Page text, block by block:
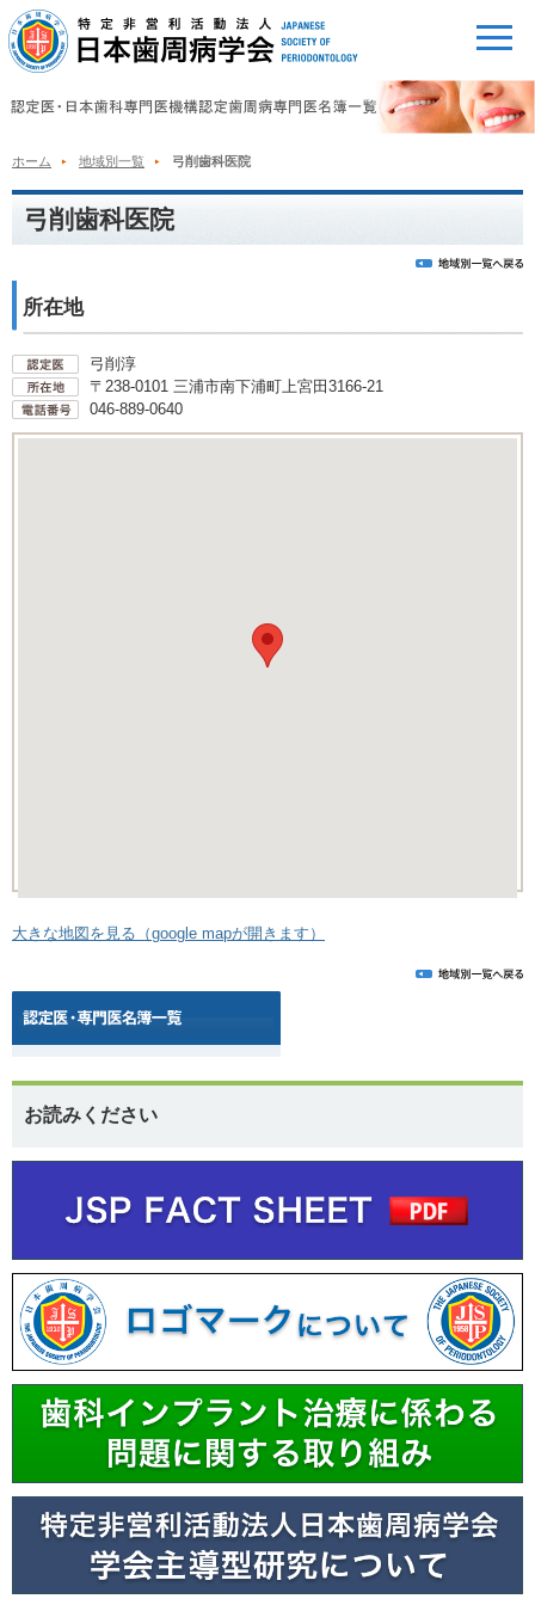
ホーム 地域別一覧 弓削歯科医院
弓削歯科医院
所在地
弓削淳
〒238-0101 三浦市南下浦町上宮田3166-21
046-889-0640
大きな地図を見る（google mapが開きます）
お読みください